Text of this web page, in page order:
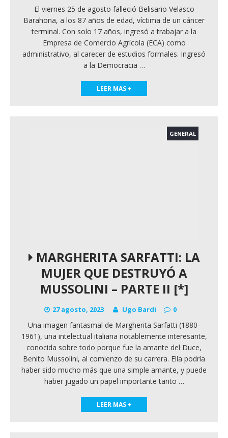
El viernes 25 de agosto falleció Belisario Velasco
Barahona, a los 87 años de edad, víctima de un cáncer
terminal. Con solo 17 años, ingresó a trabajar a la
Empresa de Comercio Agrícola (ECA) como
administrativo, al carecer de estudios formales. Ingresó
a la Democracia …
LEER MAS +
GENERAL
MARGHERITA SARFATTI: LA
MUJER QUE DESTRUYÓ A
MUSSOLINI – PARTE II [*]
27 agosto, 2023 Ugo Bardi 0
Una imagen fantasmal de Margherita Sarfatti (1880-
1961), una intelectual italiana notablemente interesante,
conocida sobre todo porque fue la amante del Duce,
Benito Mussolini, al comienzo de su carrera. Ella podría
haber sido mucho más que una simple amante, y puede
haber jugado un papel importante tanto …
LEER MAS +